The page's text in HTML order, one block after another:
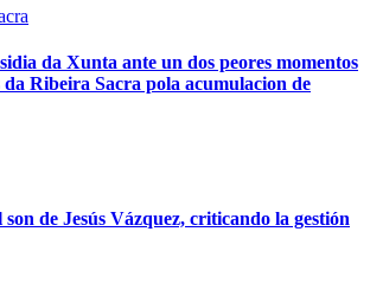
da Xunta ante un dos peores momentos
Ribeira Sacra pola acumulacion de
de Jesús Vázquez, criticando la gestión